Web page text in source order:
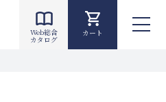
Web総合
カタログ
カート